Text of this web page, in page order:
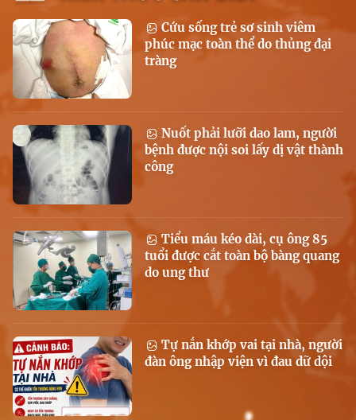
Cứu sống trẻ sơ sinh viêm
phúc mạc toàn thể do thủng đại
tràng
Nuốt phải lưỡi dao lam, người
bệnh được nội soi lấy dị vật thành
công
Tiểu máu kéo dài, cụ ông 85
tuổi được cắt toàn bộ bàng quang
do ung thư
Tự nắn khớp vai tại nhà, người
đàn ông nhập viện vì đau dữ dội